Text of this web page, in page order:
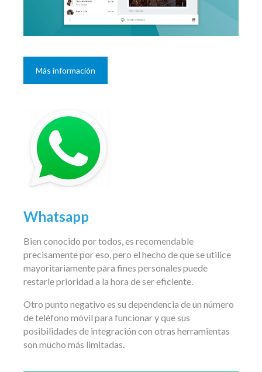
Más información
Whatsapp
Bien conocido por todos, es recomendable
precisamente por eso, pero el hecho de que se utilice
mayoritariamente para fines personales puede
restarle prioridad a la hora de ser eficiente.
Otro punto negativo es su dependencia de un número
de teléfono móvil para funcionar y que sus
posibilidades de integración con otras herramientas
son mucho más limitadas.